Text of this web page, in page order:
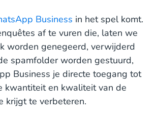
Business in het spel komt.
af te vuren die, laten we
worden genegeerd, verwijderd
spamfolder worden gestuurd,
Business je directe toegang tot
kwantiteit en kwaliteit van de
krijgt te verbeteren.